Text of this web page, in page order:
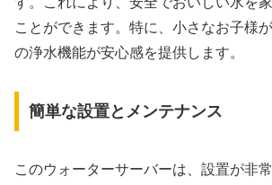
ことができます。特に、小さなお子様
の浄水機能が安心感を提供します。
簡単な設置とメンテナンス
このウォーターサーバーは、設置が非